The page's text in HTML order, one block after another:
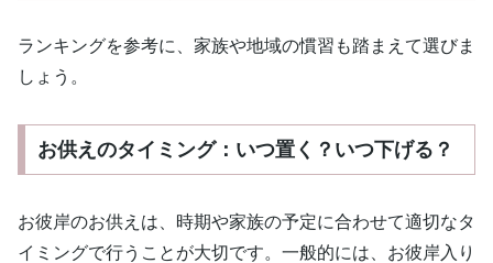
ランキングを参考に、家族や地域の慣習も踏まえて選びま
しょう。
お供えのタイミング：いつ置く？いつ下げる？
お彼岸のお供えは、時期や家族の予定に合わせて適切なタ
イミングで行うことが大切です。一般的には、お彼岸入り